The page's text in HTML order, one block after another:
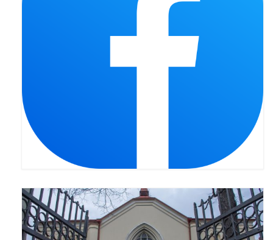
Galerie 2021
Odpust 2021
Kościół Stacyjny Wielkiego Postu 2021